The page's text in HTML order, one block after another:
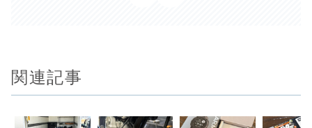
関連記事